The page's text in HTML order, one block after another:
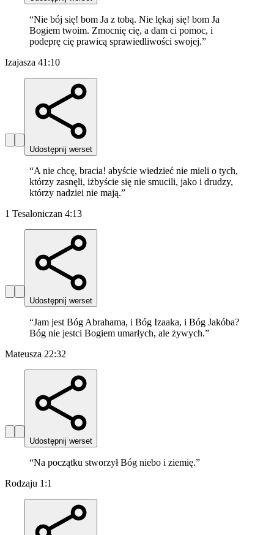
“Nie bój się! bom Ja z tobą. Nie lękaj się! bom Ja
Bogiem twoim. Zmocnię cię, a dam ci pomoc, i
podeprę cię prawicą sprawiedliwości swojej.”
Izajasza 41:10
Udostępnij werset
“A nie chcę, bracia! abyście wiedzieć nie mieli o tych,
którzy zasnęli, iżbyście się nie smucili, jako i drudzy,
którzy nadziei nie mają.”
1 Tesaloniczan 4:13
Udostępnij werset
“Jam jest Bóg Abrahama, i Bóg Izaaka, i Bóg Jakóba?
Bóg nie jestci Bogiem umarłych, ale żywych.”
Mateusza 22:32
Udostępnij werset
“Na początku stworzył Bóg niebo i ziemię.”
Rodzaju 1:1